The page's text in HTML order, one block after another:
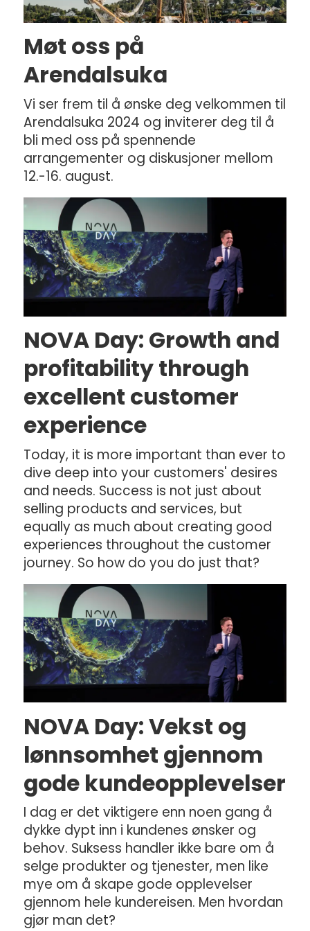
Møt oss på
Arendalsuka
Vi ser frem til å ønske deg velkommen til
Arendalsuka 2024 og inviterer deg til å
bli med oss på spennende
arrangementer og diskusjoner mellom
12.-16. august.
NOVA Day: Growth and
profitability through
excellent customer
experience
Today, it is more important than ever to
dive deep into your customers' desires
and needs. Success is not just about
selling products and services, but
equally as much about creating good
experiences throughout the customer
journey. So how do you do just that?
NOVA Day: Vekst og
lønnsomhet gjennom
gode kundeopplevelser
I dag er det viktigere enn noen gang å
dykke dypt inn i kundenes ønsker og
behov. Suksess handler ikke bare om å
selge produkter og tjenester, men like
mye om å skape gode opplevelser
gjennom hele kundereisen. Men hvordan
gjør man det?